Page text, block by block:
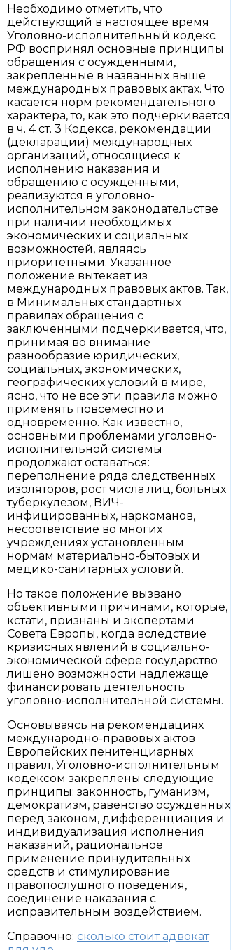
Необходимо отметить, что
действующий в настоящее время
Уголовно-исполнительный кодекс
РФ воспринял основные принципы
обращения с осужденными,
закрепленные в названных выше
международных правовых актах. Что
касается норм рекомендательного
характера, то, как это подчеркивается
в ч. 4 ст. 3 Кодекса, рекомендации
(декларации) международных
организаций, относящиеся к
исполнению наказания и
обращению с осужденными,
реализуются в уголовно-
исполнительном законодательстве
при наличии необходимых
экономических и социальных
возможностей, являясь
приоритетными. Указанное
положение вытекает из
международных правовых актов. Так,
в Минимальных стандартных
правилах обращения с
заключенными подчеркивается, что,
принимая во внимание
разнообразие юридических,
социальных, экономических,
географических условий в мире,
ясно, что не все эти правила можно
применять повсеместно и
одновременно. Как известно,
основными проблемами уголовно-
исполнительной системы
продолжают оставаться:
переполнение ряда следственных
изоляторов, рост числа лиц, больных
туберкулезом, ВИЧ-
инфицированных, наркоманов,
несоответствие во многих
учреждениях установленным
нормам материально-бытовых и
медико-санитарных условий.
Но такое положение вызвано
объективными причинами, которые,
кстати, признаны и экспертами
Совета Европы, когда вследствие
кризисных явлений в социально-
экономической сфере государство
лишено возможности надлежаще
финансировать деятельность
уголовно-исполнительной системы.
Основываясь на рекомендациях
международно-правовых актов
Европейских пенитенциарных
правил, Уголовно-исполнительным
кодексом закреплены следующие
принципы: законность, гуманизм,
демократизм, равенство осужденных
перед законом, дифференциация и
индивидуализация исполнения
наказаний, рациональное
применение принудительных
средств и стимулирование
правопослушного поведения,
соединение наказания с
исправительным воздействием.
Справочно: сколько стоит адвокат